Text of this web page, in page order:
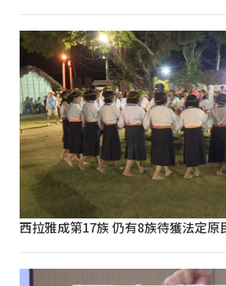
西拉雅成第17族 仍有8族待獲法定原